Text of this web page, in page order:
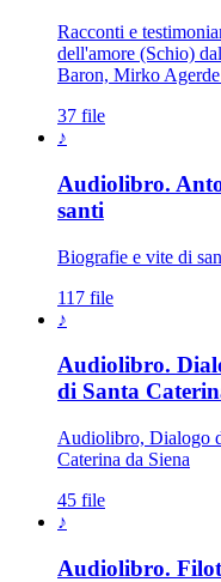
Racconti e
dell'amore (Schio)
Baron, Mirko
37 file
♪
Audiolibro.
santi
Biografie e vite di
117 file
♪
Audiolibro.
di Santa
Audiolibro, Dialogo
Caterina da Siena
45 file
♪
Audiolibro.